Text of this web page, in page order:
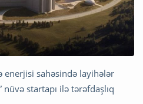
enerjisi sahəsində layihələr
nüvə startapı ilə tərəfdaşlıq